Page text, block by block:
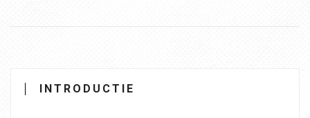
INTRODUCTIE